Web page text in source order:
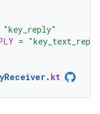
"key_reply"
=
. kt